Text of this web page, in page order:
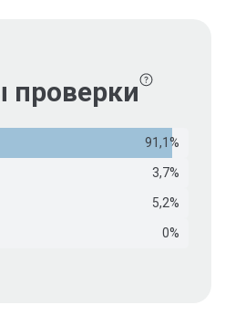
проверки
91,1%
3,7%
5,2%
0%